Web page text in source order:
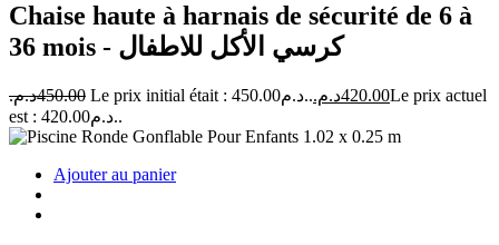
Chaise haute à harnais de sécurité de 6 à
36 mois - كرسي الأكل للاطفال
450.00د.م. Le prix initial était : 450.00د.م.. 420.00د.م.
Le prix actuel
est : 420.00د.م..
Ajouter au panier